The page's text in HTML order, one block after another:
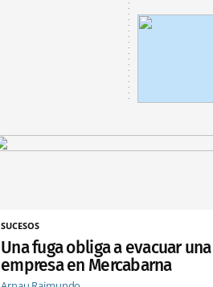
SUCESOS
Una fuga obliga a evacuar una
empresa en Mercabarna